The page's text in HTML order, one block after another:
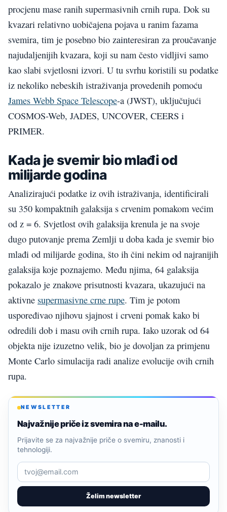
procjenu mase ranih supermasivnih crnih rupa. Dok su
kvazari relativno uobičajena pojava u ranim fazama
svemira, tim je posebno bio zainteresiran za proučavanje
najudaljenijih kvazara, koji su nam često vidljivi samo
kao slabi svjetlosni izvori. U tu svrhu koristili su podatke
iz nekoliko nebeskih istraživanja provedenih pomoću
James Webb Space Telescope-a (JWST), uključujući
COSMOS-Web, JADES, UNCOVER, CEERS i
PRIMER.
Kada je svemir bio mlađi od
milijarde godina
Analizirajući podatke iz ovih istraživanja, identificirali
su 350 kompaktnih galaksija s crvenim pomakom većim
od z = 6. Svjetlost ovih galaksija krenula je na svoje
dugo putovanje prema Zemlji u doba kada je svemir bio
mlađi od milijarde godina, što ih čini nekim od najranijih
galaksija koje poznajemo. Među njima, 64 galaksija
pokazalo je znakove prisutnosti kvazara, ukazujući na
aktivne supermasivne crne rupe. Tim je potom
uspoređivao njihovu sjajnost i crveni pomak kako bi
odredili dob i masu ovih crnih rupa. Iako uzorak od 64
objekta nije izuzetno velik, bio je dovoljan za primjenu
Monte Carlo simulacija radi analize evolucije ovih crnih
rupa.
NEWSLETTER
Najvažnije priče iz svemira na e-mailu.
Želim newsletter
Prijavite se za najvažnije priče o svemiru, znanosti i
tehnologiji.